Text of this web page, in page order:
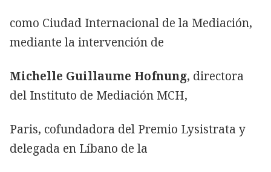
como Ciudad Internacional de la Mediación,
mediante la intervención de
Michelle Guillaume Hofnung, directora
del Instituto de Mediación MCH,
Paris, cofundadora del Premio Lysistrata y
delegada en Líbano de la